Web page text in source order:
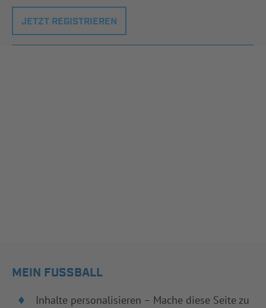
JETZT REGISTRIEREN
MEIN FUSSBALL
Inhalte personalisieren – Mache diese Seite zu